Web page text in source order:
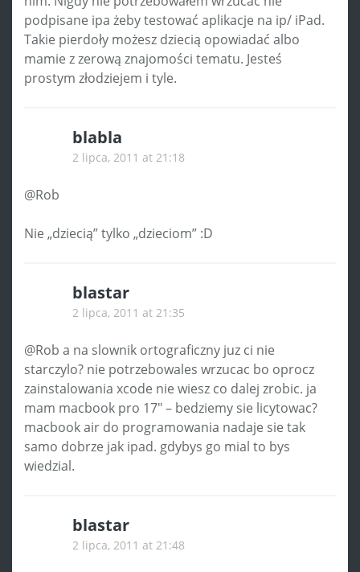
podpisane ipa żeby testować aplikacje na ip/ iPad.
Takie pierdoły możesz dziecią opowiadać albo
mamie z zerową znajomości tematu. Jesteś
prostym złodziejem i tyle.
blabla
2 lipca, 2011 at 21:18
@Rob
Nie „dziecią” tylko „dzieciom” :D
blastar
2 lipca, 2011 at 21:35
@Rob a na slownik ortograficzny juz ci nie
starczylo? nie potrzebowales wrzucac bo oprocz
zainstalowania xcode nie wiesz co dalej zrobic. ja
mam macbook pro 17″ – bedziemy sie licytowac?
macbook air do programowania nadaje sie tak
samo dobrze jak ipad. gdybys go mial to bys
wiedzial.
blastar
2 lipca, 2011 at 21:48